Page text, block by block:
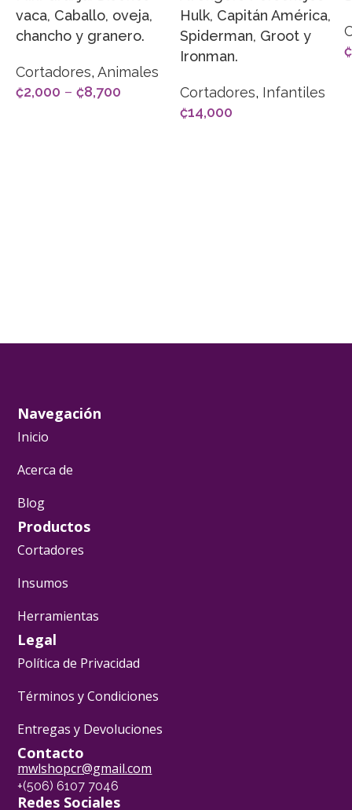
vaca, Caballo, oveja,
chancho y granero.
Cortadores, Animales
₡2,000 – ₡8,700
Hulk, Capitán América,
Spiderman, Groot y
Ironman.
Cortadores, Infantiles
₡14,000
₡
Navegación
Inicio
Acerca de
Blog
Productos
Cortadores
Insumos
Herramientas
Legal
Política de Privacidad
Términos y Condiciones
Entregas y Devoluciones
Contacto
mwlshopcr@gmail.com
+(506) 6107 7046
Redes Sociales